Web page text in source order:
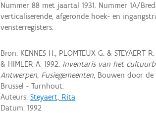
Nummer 88 met jaartal 1931. Nummer 1A/
verticaliserende, afgeronde hoek- en
vensterregisters.
Bron: KENNES H., PLOMTEUX G. &
& HIMLER A. 1992: Inventaris van het
Antwerpen, Fusiegemeenten, Bouwen door de
Brussel - Turnhout.
Auteurs:Steyaert, Rita
Datum:1992